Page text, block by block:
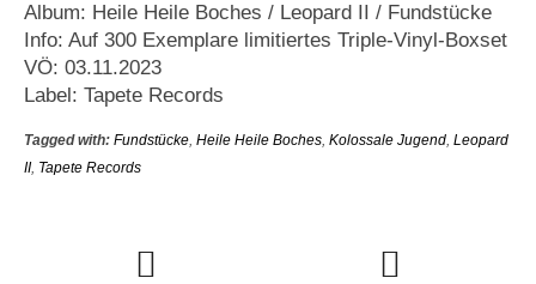
Album: Heile Heile Boches / Leopard II / Fundstücke
Info: Auf 300 Exemplare limitiertes Triple-Vinyl-Boxset
VÖ: 03.11.2023
Label: Tapete Records
Tagged with: Fundstücke, Heile Heile Boches, Kolossale Jugend, Leopard
II, Tapete Records